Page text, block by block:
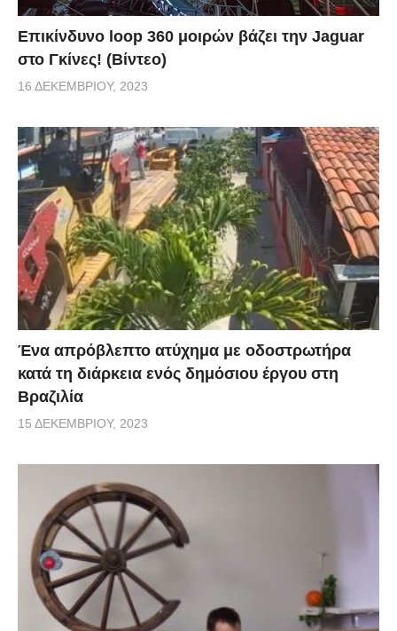
Επικίνδυνο loop 360 μοιρών βάζει την Jaguar
στο Γκίνες! (Βίντεο)
16 ΔΕΚΕΜΒΡΊΟΥ, 2023
Ένα απρόβλεπτο ατύχημα με οδοστρωτήρα
κατά τη διάρκεια ενός δημόσιου έργου στη
Βραζιλία
15 ΔΕΚΕΜΒΡΊΟΥ, 2023